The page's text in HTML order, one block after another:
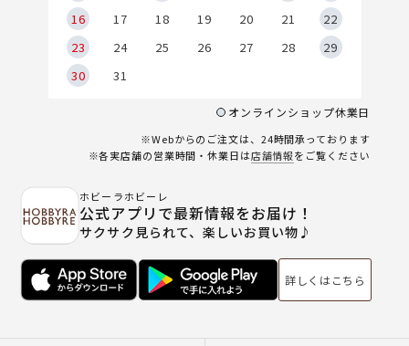
16
17 18 19 20 21
22
23
24 25 26 27 28
29
30
31
オンラインショップ休業日
※Webからのご注文は、24時間承っております
※各実店舗の営業時間・休業日は店舗情報をご覧ください
ホビーラホビーレ
公式アプリで最新情報をお届け！
サクサク見られて、楽しいお買い物♪
詳しくはこちら